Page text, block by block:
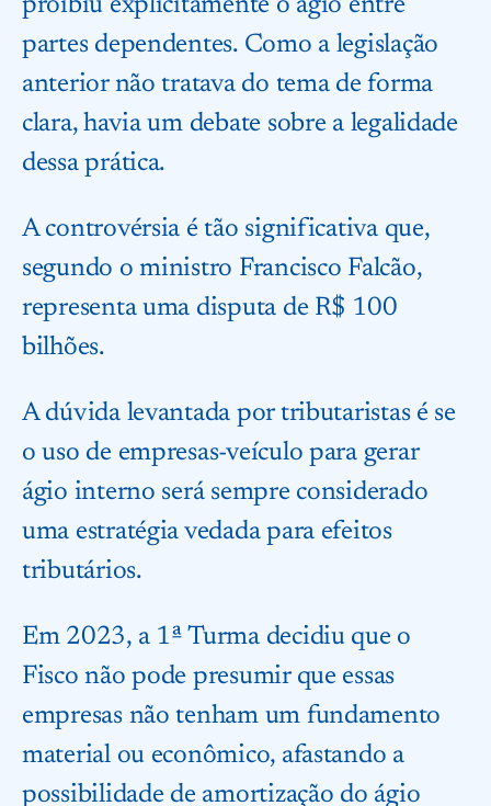
proibiu explicitamente o ágio entre
partes dependentes. Como a legislação
anterior não tratava do tema de forma
clara, havia um debate sobre a legalidade
dessa prática.
A controvérsia é tão significativa que,
segundo o ministro Francisco Falcão,
representa uma disputa de R$ 100
bilhões.
A dúvida levantada por tributaristas é se
o uso de empresas-veículo para gerar
ágio interno será sempre considerado
uma estratégia vedada para efeitos
tributários.
Em 2023, a 1ª Turma decidiu que o
Fisco não pode presumir que essas
empresas não tenham um fundamento
material ou econômico, afastando a
possibilidade de amortização do ágio